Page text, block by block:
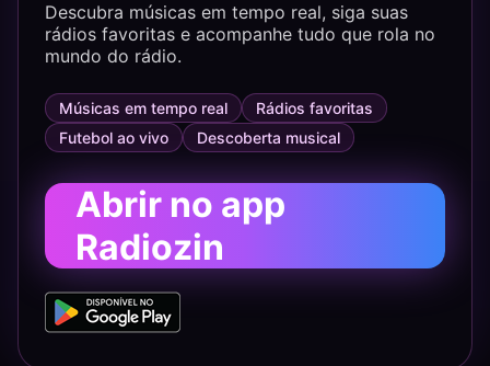
Descubra músicas em tempo real, siga suas
rádios favoritas e acompanhe tudo que rola no
mundo do rádio.
Músicas em tempo real
Rádios favoritas
Futebol ao vivo
Descoberta musical
Abrir no app
Radiozin